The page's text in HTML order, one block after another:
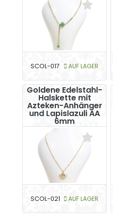
SCOL-017 AUF LAGER
Goldene Edelstahl-
Halskette mit
Azteken-Anhänger
und Lapislazuli AA
6mm
SCOL-021 AUF LAGER